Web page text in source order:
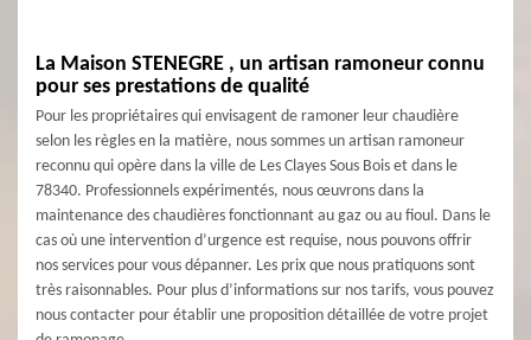
La Maison STENEGRE , un artisan ramoneur connu
pour ses prestations de qualité
Pour les propriétaires qui envisagent de ramoner leur chaudière
selon les règles en la matière, nous sommes un artisan ramoneur
reconnu qui opère dans la ville de Les Clayes Sous Bois et dans le
78340. Professionnels expérimentés, nous œuvrons dans la
maintenance des chaudières fonctionnant au gaz ou au fioul. Dans le
cas où une intervention d’urgence est requise, nous pouvons offrir
nos services pour vous dépanner. Les prix que nous pratiquons sont
très raisonnables. Pour plus d’informations sur nos tarifs, vous pouvez
nous contacter pour établir une proposition détaillée de votre projet